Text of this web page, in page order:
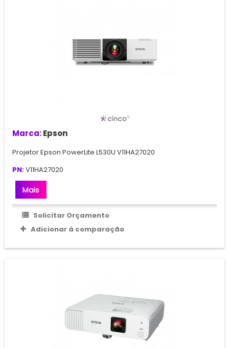
Marca:Epson
Projetor Epson PowerLite L530U V11HA27020
PN:V11HA27020
Mais
Solicitar Orçamento
Adicionar à comparação